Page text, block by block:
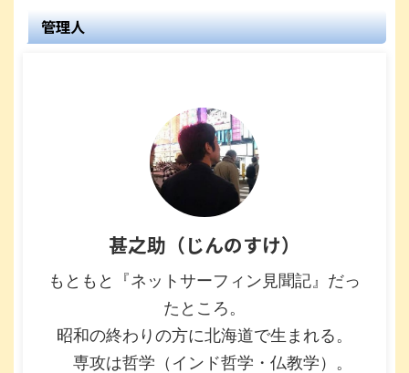
管理人
甚之助（じんのすけ）
もともと『ネットサーフィン見聞記』だっ
たところ。
昭和の終わりの方に北海道で生まれる。
専攻は哲学（インド哲学・仏教学）。